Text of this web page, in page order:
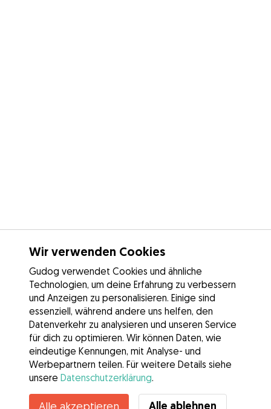
Kontakt
Wir verwenden Cookies
Gudog verwendet Cookies und ähnliche
Technologien, um deine Erfahrung zu verbessern
und Anzeigen zu personalisieren. Einige sind
essenziell, während andere uns helfen, den
Datenverkehr zu analysieren und unseren Service
für dich zu optimieren. Wir können Daten, wie
eindeutige Kennungen, mit Analyse- und
Werbepartnern teilen. Für weitere Details siehe
unsere Datenschutzerklärung.
Alle akzeptieren Alle ablehnen